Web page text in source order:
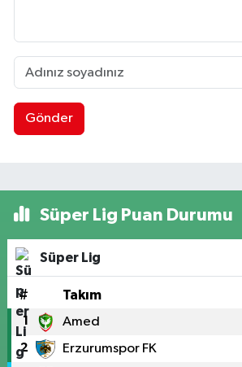
Gönder
Süper Lig Puan Durumu
Süper Lig
# Takım
1 Amed
2 Erzurumspor FK